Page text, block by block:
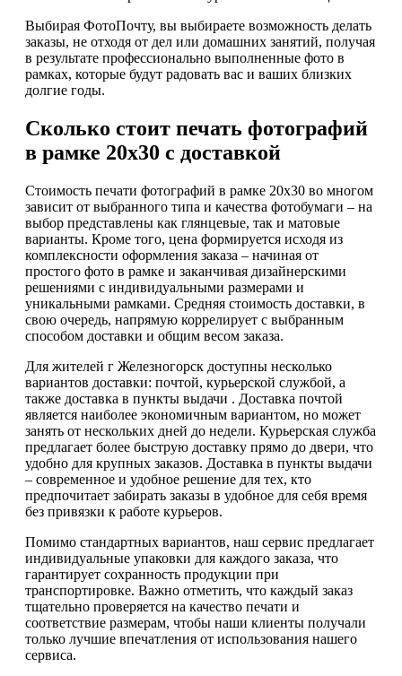
Выбирая ФотоПочту, вы выбираете возможность делать
заказы, не отходя от дел или домашних занятий, получая
в результате профессионально выполненные фото в
рамках, которые будут радовать вас и ваших близких
долгие годы.
Сколько стоит печать фотографий
в рамке 20х30 с доставкой
Стоимость печати фотографий в рамке 20х30 во многом
зависит от выбранного типа и качества фотобумаги – на
выбор представлены как глянцевые, так и матовые
варианты. Кроме того, цена формируется исходя из
комплексности оформления заказа – начиная от
простого фото в рамке и заканчивая дизайнерскими
решениями с индивидуальными размерами и
уникальными рамками. Средняя стоимость доставки, в
свою очередь, напрямую коррелирует с выбранным
способом доставки и общим весом заказа.
Для жителей г Железногорск доступны несколько
вариантов доставки: почтой, курьерской службой, а
также доставка в пункты выдачи . Доставка почтой
является наиболее экономичным вариантом, но может
занять от нескольких дней до недели. Курьерская служба
предлагает более быструю доставку прямо до двери, что
удобно для крупных заказов. Доставка в пункты выдачи
– современное и удобное решение для тех, кто
предпочитает забирать заказы в удобное для себя время
без привязки к работе курьеров.
Помимо стандартных вариантов, наш сервис предлагает
индивидуальные упаковки для каждого заказа, что
гарантирует сохранность продукции при
транспортировке. Важно отметить, что каждый заказ
тщательно проверяется на качество печати и
соответствие размерам, чтобы наши клиенты получали
только лучшие впечатления от использования нашего
сервиса.